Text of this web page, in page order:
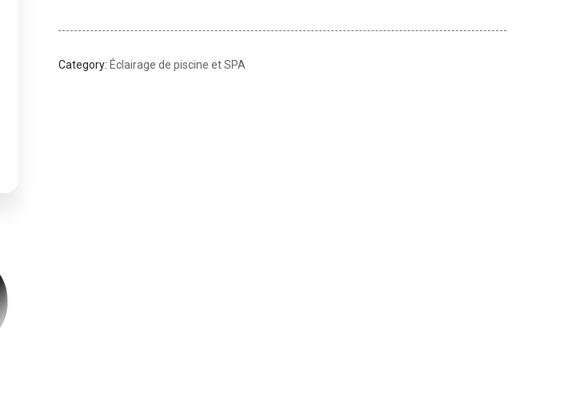
Category: Éclairage de piscine et SPA